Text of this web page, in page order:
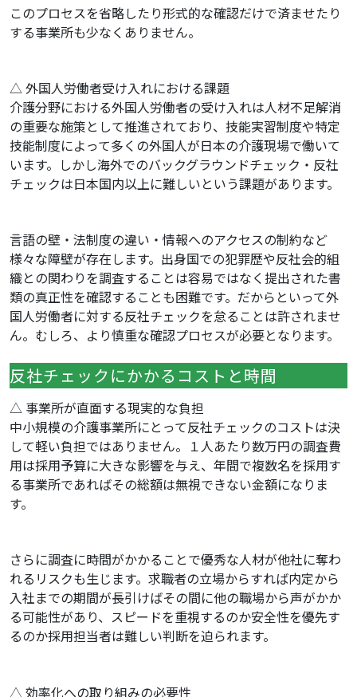
このプロセスを省略したり形式的な確認だけで済ませたり
する事業所も少なくありません。
△ 外国人労働者受け入れにおける課題
介護分野における外国人労働者の受け入れは人材不足解消
の重要な施策として推進されており、技能実習制度や特定
技能制度によって多くの外国人が日本の介護現場で働いて
います。しかし海外でのバックグラウンドチェック・反社
チェックは日本国内以上に難しいという課題があります。
言語の壁・法制度の違い・情報へのアクセスの制約など
様々な障壁が存在します。出身国での犯罪歴や反社会的組
織との関わりを調査することは容易ではなく提出された書
類の真正性を確認することも困難です。だからといって外
国人労働者に対する反社チェックを怠ることは許されませ
ん。むしろ、より慎重な確認プロセスが必要となります。
反社チェックにかかるコストと時間
△ 事業所が直面する現実的な負担
中小規模の介護事業所にとって反社チェックのコストは決
して軽い負担ではありません。１人あたり数万円の調査費
用は採用予算に大きな影響を与え、年間で複数名を採用す
る事業所であればその総額は無視できない金額になりま
す。
さらに調査に時間がかかることで優秀な人材が他社に奪わ
れるリスクも生じます。求職者の立場からすれば内定から
入社までの期間が長引けばその間に他の職場から声がかか
る可能性があり、スピードを重視するのか安全性を優先す
るのか採用担当者は難しい判断を迫られます。
△ 効率化への取り組みの必要性